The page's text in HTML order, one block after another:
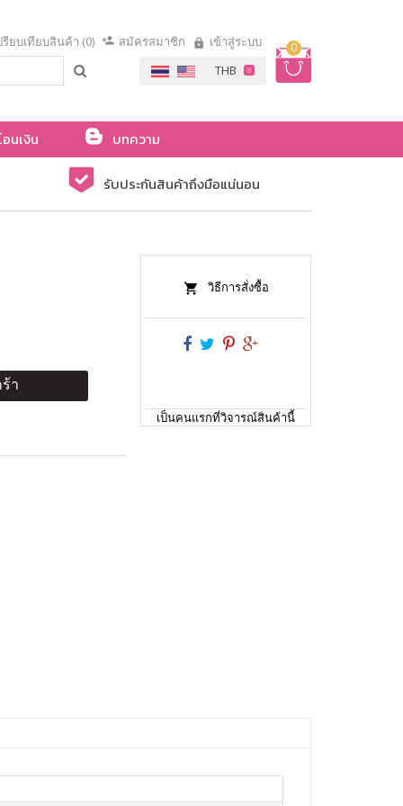
0
รียบเทียบสินค้า (0) สมัครสมาชิก เข้าสู่ระบบ
นเงิน
บทความ
รับประกันสินค้าถึงมือแน่นอน
า
วิธีการสั่งซื้อ
เป็นคนแรกที่วิจารณ์สินค้านี้